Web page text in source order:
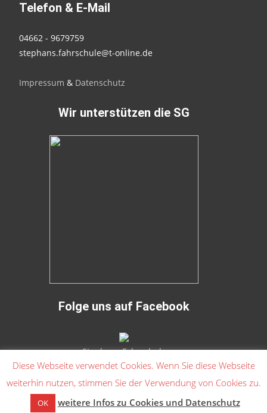
Telefon & E-Mail
04662 - 9679759
stephans.fahrschule@t-online.de
Impressum & Datenschutz
Wir unterstützen die SG
Folge uns auf Facebook
Stephans Fahrschule
Copyright © Stephans Fahrschule
Diese Webseite verwendet Cookies. Wenn Sie diese Webseite
weiterhin nutzen, stimmen Sie der Verwendung von Cookies zu.
OK weitere Infos zu Cookies und Datenschutz